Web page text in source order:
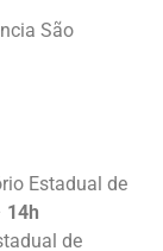
São
Estadual de
14h
de